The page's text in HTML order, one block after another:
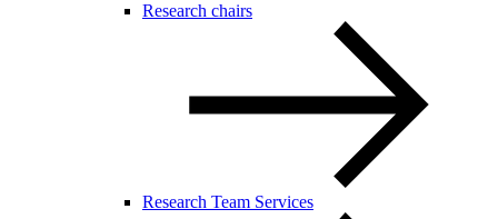
Research chairs
Research Team Services